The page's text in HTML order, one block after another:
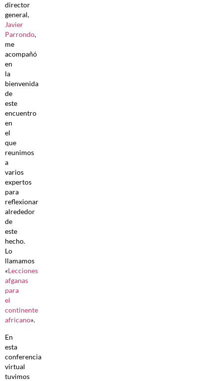
director
general,
Javier
Parrondo,
me
acompañó
en
la
bienvenida
de
este
encuentro
en
el
que
reunimos
a
varios
expertos
para
reflexionar
alrededor
de
este
hecho.
Lo
llamamos
«Lecciones
afganas
para
el
continente
africano».
En
esta
conferencia
virtual
tuvimos